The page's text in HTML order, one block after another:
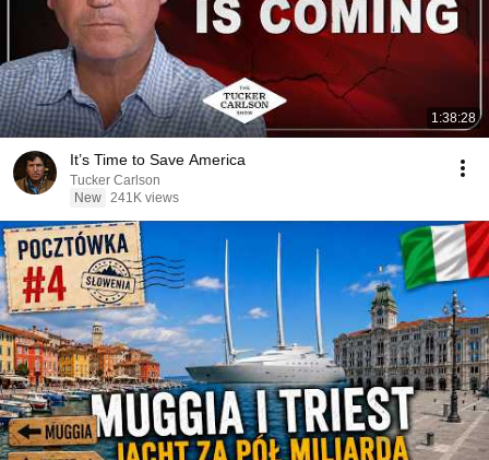
1:38:28
It’s Time to Save America
Tucker Carlson
New 241K views